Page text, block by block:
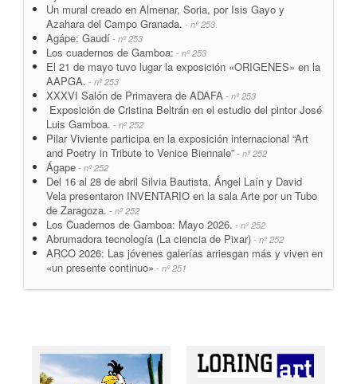
Un mural creado en Almenar, Soria, por Isis Gayo y
Azahara del Campo Granada. - nº 253
Agápe: Gaudí - nº 253
Los cuadernos de Gamboa: - nº 253
El 21 de mayo tuvo lugar la exposición «ORIGENES» en la
AAPGA. - nº 253
XXXVI Salón de Primavera de ADAFA - nº 253
Exposición de Cristina Beltrán en el estudio del pintor José
Luis Gamboa. - nº 252
Pilar Viviente participa en la exposición internacional “Art
and Poetry in Tribute to Venice Biennale” - nº 252
Ágape - nº 252
Del 16 al 28 de abril Silvia Bautista, Ángel Laín y David
Vela presentaron INVENTARIO en la sala Arte por un Tubo
de Zaragoza. - nº 252
Los Cuadernos de Gamboa: Mayo 2026. - nº 252
Abrumadora tecnología (La ciencia de Pixar) - nº 252
ARCO 2026: Las jóvenes galerías arriesgan más y viven en
«un presente continuo» - nº 251